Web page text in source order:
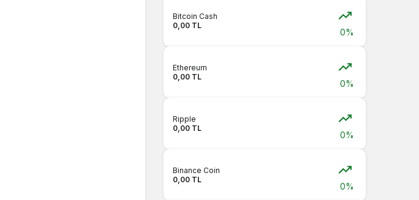
Bitcoin Cash
0,00 TL
0%
Ethereum
0,00 TL
0%
Ripple
0,00 TL
0%
Binance Coin
0,00 TL
0%